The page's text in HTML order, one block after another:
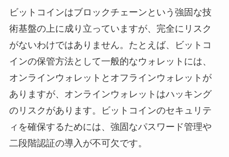
ビットコインはブロックチェーンという強固な技
術基盤の上に成り立っていますが、完全にリスク
がないわけではありません。たとえば、ビットコ
インの保管方法として一般的なウォレットには、
オンラインウォレットとオフラインウォレットが
ありますが、オンラインウォレットはハッキング
のリスクがあります。ビットコインのセキュリテ
ィを確保するためには、強固なパスワード管理や
二段階認証の導入が不可欠です。